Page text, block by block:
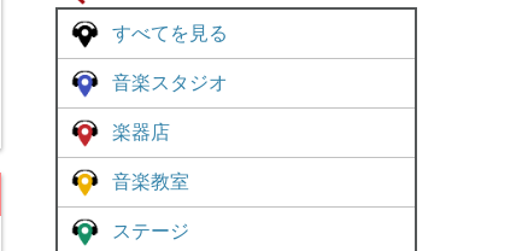
すべてを見る
音楽スタジオ
楽器店
音楽教室
ステージ